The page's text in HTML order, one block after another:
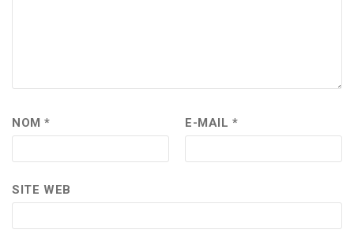
NOM* E-MAIL*
SITE WEB